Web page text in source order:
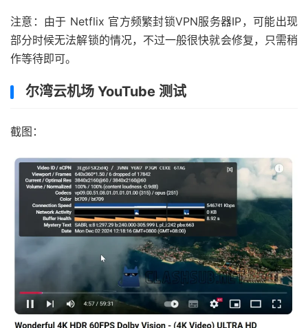
注意：由于 Netflix 官方频繁封锁VPN服务器IP，可能出现
部分时候无法解锁的情况，不过一般很快就会修复，只需稍
作等待即可。
尔湾云机场 YouTube 测试
截图：